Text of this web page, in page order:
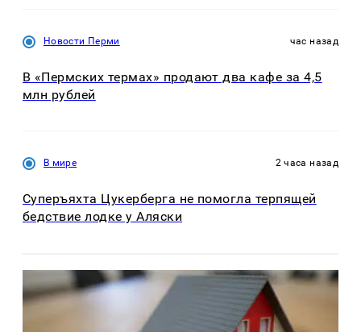
Новости Перми час назад
В «Пермских термах» продают два кафе за 4,5
млн рублей
В мире 2 часа назад
Суперъяхта Цукерберга не помогла терпящей
бедствие лодке у Аляски